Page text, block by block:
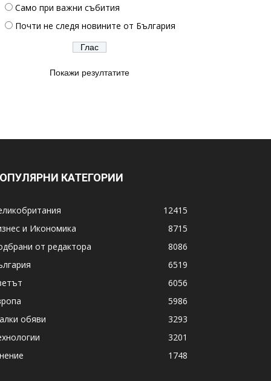
Само при важни събития
Почти не следя новините от България
Покажи резултатите
КАТЕГОРИИ
12415
и Икономика
8715
от редактора
8086
6519
6056
5986
обяви
3293
3201
1748